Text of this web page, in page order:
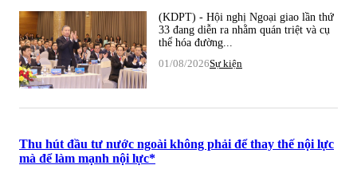
(KDPT) - Hội nghị Ngoại giao lần thứ
33 đang diễn ra nhằm quán triệt và cụ
thể hóa đường...
01/08/2026Sự kiện
Thu hút đầu tư nước ngoài không phải để thay thế nội lực
mà để làm mạnh nội lực*